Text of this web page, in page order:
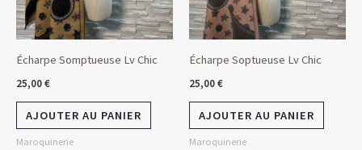
Écharpe Somptueuse Lv Chic
25,00€
AJOUTER AU PANIER
Maroquinerie
Écharpe Soptueuse Lv Chic
25,00€
AJOUTER AU PANIER
Maroquinerie